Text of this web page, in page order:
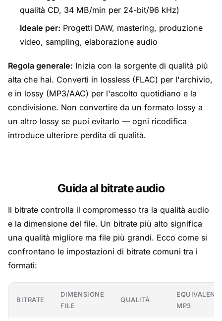
qualità CD, 34 MB/min per 24-bit/96 kHz)
Ideale per: Progetti DAW, mastering, produzione
video, sampling, elaborazione audio
Regola generale: Inizia con la sorgente di qualità più
alta che hai. Converti in lossless (FLAC) per l'archivio,
e in lossy (MP3/AAC) per l'ascolto quotidiano e la
condivisione. Non convertire da un formato lossy a
un altro lossy se puoi evitarlo — ogni ricodifica
introduce ulteriore perdita di qualità.
Guida al bitrate audio
Il bitrate controlla il compromesso tra la qualità audio
e la dimensione del file. Un bitrate più alto significa
una qualità migliore ma file più grandi. Ecco come si
confrontano le impostazioni di bitrate comuni tra i
formati:
BITRATE
DIMENSIONE
FILE
QUALITÀ
MP3